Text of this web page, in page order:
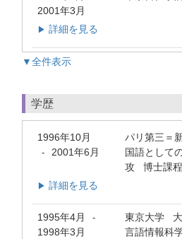
2001年3月
▶ 詳細を見る
▼全件表示
学歴
1996年10月
- 2001年6月
パリ第三＝
国語として
攻 博士課程
▶ 詳細を見る
1995年4月 -
1998年3月
東京大学
言語情報科